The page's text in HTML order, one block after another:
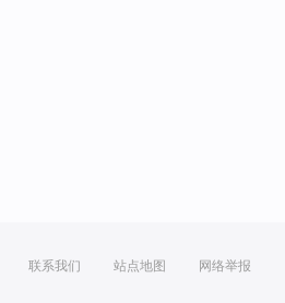
联系我们 站点地图 网络举报